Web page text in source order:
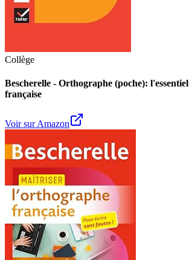
Collège
Bescherelle - Orthographe (poche):
française
Voir sur Amazon